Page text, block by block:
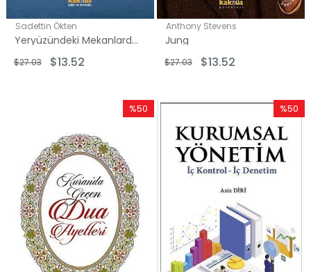
Sadettin Ökten
Yeryüzündeki Mekanlardan Gökyüzüne Doğru - Sadettin Ökten İle Sanat Üzerine Düşünceler 3
$13.52
$27.03
Anthony Stevens
Jung
$13.52
$27.03
%50
%50
İndirim